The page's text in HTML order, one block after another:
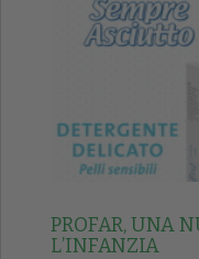
PROFAR, UNA
L’INFANZIA